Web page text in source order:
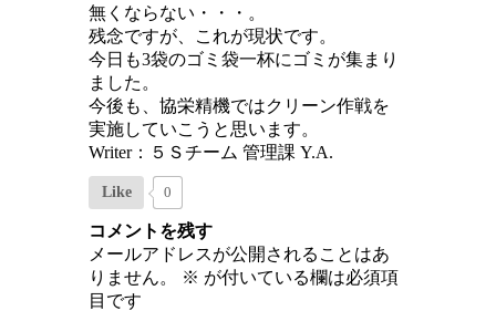
無くならない・・・。
残念ですが、これが現状です。
今日も3袋のゴミ袋一杯にゴミが集まり
ました。
今後も、協栄精機ではクリーン作戦を
実施していこうと思います。
Writer：５Ｓチーム 管理課 Y.A.
Like 0
コメントを残す
メールアドレスが公開されることはあ
りません。
※ が付いている欄は必須項
目です